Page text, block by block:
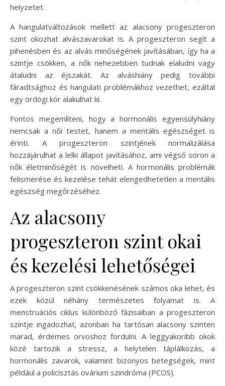
helyzetet.
A hangulatváltozások mellett az alacsony progeszteron
szint okozhat alvászavarokat is. A progeszteron segít a
pihenésben és az alvás minőségének javításában, így ha a
szintje csökken, a nők nehezebben tudnak elaludni vagy
átaludni az éjszakát. Az alváshiány pedig további
fáradtsághoz és hangulati problémákhoz vezethet, ezáltal
egy ördögi kör alakulhat ki.
Fontos megemlíteni, hogy a hormonális egyensúlyhiány
nemcsak a női testet, hanem a mentális egészséget is
érinti. A progeszteron szintjének normalizálása
hozzájárulhat a lelki állapot javításához, ami végső soron a
nők életminőségét is növelheti. A hormonális problémák
felismerése és kezelése tehát elengedhetetlen a mentális
egészség megőrzéséhez.
Az alacsony
progeszteron szint okai
és kezelési lehetőségei
A progeszteron szint csökkenésének számos oka lehet, és
ezek közül néhány természetes folyamat is. A
menstruációs ciklus különböző fázisaiban a progeszteron
szintje ingadozhat, azonban ha tartósan alacsony szinten
marad, érdemes orvoshoz fordulni. A leggyakoribb okok
közé tartozik a stressz, a helytelen táplálkozás, a
hormonális zavarok, valamint bizonyos betegségek, mint
például a policisztás ovárium szindróma (PCOS).